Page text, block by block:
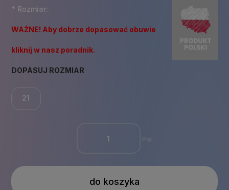
* Rozmiar:
WAŻNE! Aby dobrze dopasować obuwie
kliknij w nasz poradnik.
DOPASUJ ROZMIAR
21
do koszyka